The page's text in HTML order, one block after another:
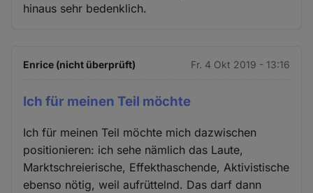
hinaus sehr bedenklich.
Enrice (nicht überprüft) Fr. 4 Okt 2019 - 13:16
Ich für meinen Teil möchte
Ich für meinen Teil möchte mich dazwischen
positionieren: ich sehe nämlich das Laute,
Marktschreierische, Effekthaschende, Aktivistische
ebenso nötig, weil aufrüttelnd. Das darf dann